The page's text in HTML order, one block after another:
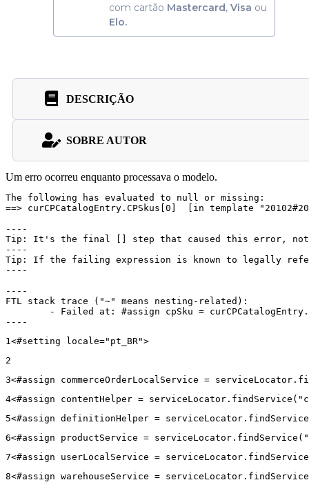
com cartão Mastercard, Visa ou
Elo.
DESCRIÇÃO
SOBRE AUTOR
Um erro ocorreu enquanto processava o modelo.
The following has evaluated to null or missing:
==> curCPCatalogEntry.CPSkus[0]  [in template
----
Tip: It's the final [] step that caused this error,
----
Tip: If the failing expression is known to legally refer
----
----
FTL stack trace ("~" means nesting-related):
----
1 <#setting locale="pt_BR">
2
3<#assign commerceOrderLocalService =
4<#assign contentHelper =
5<#assign definitionHelper =
6<#assign productService =
7<#assign userLocalService =
8<#assign warehouseService =